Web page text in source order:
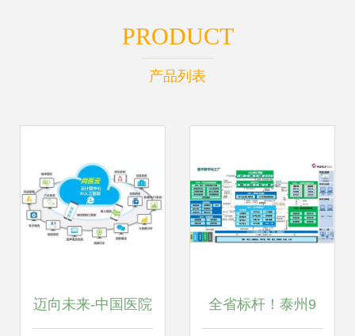
PRODUCT
产品列表
迈向未来-中国医院 全省标杆！泰州9